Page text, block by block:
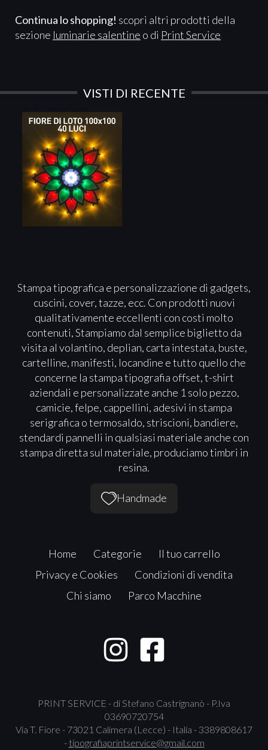
Continua lo shopping! scopri altri prodotti della
sezione luminarie salentine o di Print Service
VISTI DI RECENTE
Stampa tipografica e personalizzazione di gadgets,
cuscini, cover, tazze, ecc. Con prodotti nuovi
qualitativamente eccellenti con costi molto
contenuti, Stampiamo dal semplice biglietto da
visita al volantino, deplian, carta intestata, buste,
cartelline, manifesti, locandine e tutto quello che
concerne la stampa tipografia offset, t-shirt
aziendali e personalizzate anche 1 solo pezzo,
camicie, felpe, cappellini, adesivi in stampa
serigrafica o termosaldo, striscioni, bandiere,
stendardi pannelli in qualsiasi materiale anche con
stampa diretta sul materiale, produciamo timbri in
resina.
Handmade
Home Categorie
Il tuo carrello
Privacy e Cookies
Condizioni di vendita
Chi siamo
Parco Macchine
PRINT SERVICE - di Stefano Castrignanò - P.Iva
03690720754
Via T. Fiore - 73021 Calimera (Lecce) - Italia - 3389808617
- tipografiaprintservice@gmail.com